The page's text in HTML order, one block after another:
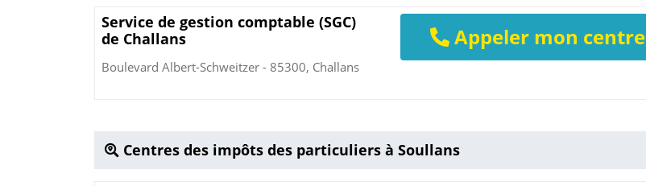
Service de gestion comptable (SGC)
de Challans
Boulevard Albert-Schweitzer - 85300, Challans
Appeler mon centre
Centres des impôts des particuliers à Soullans